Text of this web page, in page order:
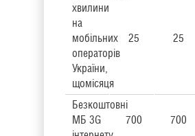
хвилини
на
мобільних
операторів
України,
щомісяця
25 25
Безкоштовні
МБ 3G
700 700